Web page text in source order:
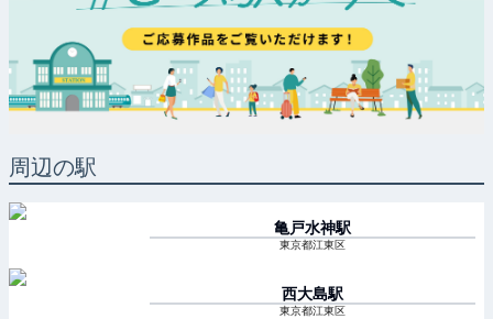
周辺の駅
亀戸水神駅
東京都江東区
西大島駅
東京都江東区